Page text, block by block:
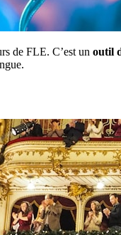
de FLE. C’est un outil